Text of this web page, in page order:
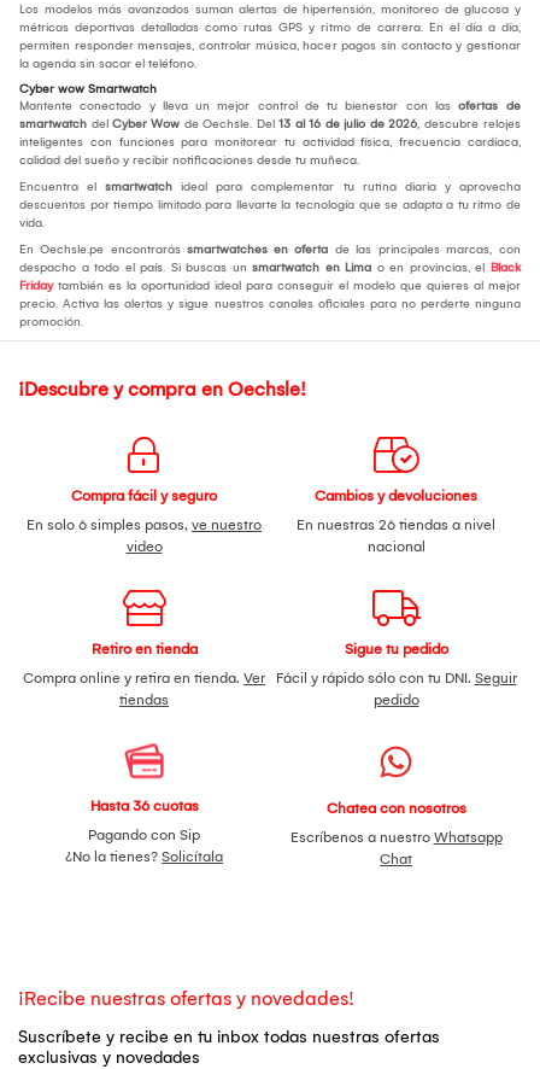
Los modelos más avanzados suman alertas de hipertensión, monitoreo de glucosa y
métricas deportivas detalladas como rutas GPS y ritmo de carrera. En el día a día,
permiten responder mensajes, controlar música, hacer pagos sin contacto y gestionar
la agenda sin sacar el teléfono.
Cyber wow Smartwatch
Mantente conectado y lleva un mejor control de tu bienestar con las ofertas de
smartwatch del Cyber Wow de Oechsle. Del 13 al 16 de julio de 2026, descubre relojes
inteligentes con funciones para monitorear tu actividad física, frecuencia cardíaca,
calidad del sueño y recibir notificaciones desde tu muñeca.
Encuentra el smartwatch ideal para complementar tu rutina diaria y aprovecha
descuentos por tiempo limitado para llevarte la tecnología que se adapta a tu ritmo de
vida.
En Oechsle.pe encontrarás smartwatches en oferta de las principales marcas, con
despacho a todo el país. Si buscas un smartwatch en Lima o en provincias, el Black
Fridaytambién es la oportunidad ideal para conseguir el modelo que quieres al mejor
precio. Activa las alertas y sigue nuestros canales oficiales para no perderte ninguna
promoción.
¡Descubre y compra en Oechsle!
Compra fácil y seguro
En solo 6 simples pasos, ve nuestro
video
Cambios y devoluciones
En nuestras 26 tiendas a nivel
nacional
Retiro en tienda
Compra online y retira en tienda. Ver
tiendas
Sigue tu pedido
Fácil y rápido sólo con tu DNI. Seguir
pedido
Hasta 36 cuotas
Pagando con Sip
¿No la tienes? Solicítala
Chatea con nosotros
Escríbenos a nuestro Whatsapp
Chat
¡Recibe nuestras ofertas y novedades!
Suscríbete y recibe en tu inbox todas nuestras ofertas
exclusivas y novedades